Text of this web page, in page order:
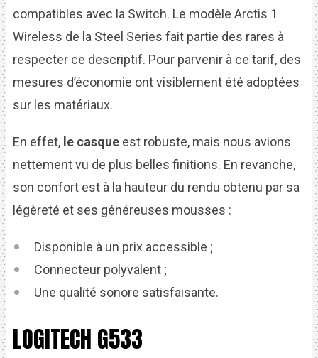
compatibles avec la Switch. Le modèle Arctis 1
Wireless de la Steel Series fait partie des rares à
respecter ce descriptif. Pour parvenir à ce tarif, des
mesures d’économie ont visiblement été adoptées
sur les matériaux.
En effet, le casqueest robuste, mais nous avions
nettement vu de plus belles finitions. En revanche,
son confort est à la hauteur du rendu obtenu par sa
légèreté et ses généreuses mousses :
Disponible à un prix accessible ;
Connecteur polyvalent ;
Une qualité sonore satisfaisante.
LOGITECH G533